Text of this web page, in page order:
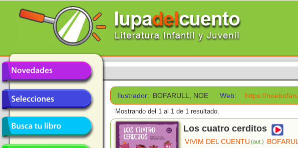
Ilustrador: BOFARULL, NOE Web: https://
Mostrando del 1 al 1 de 1 resultado.
Los cuatro cerditos
VIVIM DEL CUENTU (aut.)